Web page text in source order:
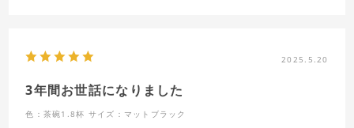
ありそうでなかったお昼を実現してくれる弁当箱です。2025.5.20
3年間お世話になりました
色：茶碗1.8杯 サイズ：マットブラック